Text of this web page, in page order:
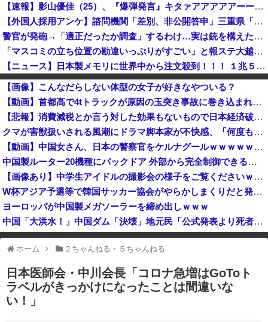
【速報】影山優佳（25）、『爆弾発言』キタァアアアアアーーーーー！！
【外国人採用アンケ】諮問機関「差別、非公開答申」三重県「差別に当たらず、公表する方針を決定した」
警官が発砲→「適正だったか調査」するわけ…実は銃を構えただけで警察本部長まで報告！
「マスコミの立ち位置の勘違いっぷりがすごい」と報ステ大越キャスターの台詞に視聴者絶句、高市とトランプを同列視させようという思惑がひしひしと
【ニュース】日本製メモリに世界中から注文殺到！！！ １兆５０００億円で工場増築へ
夫さん、妻に「天井のシミ数えてれば終わるでな」と押し倒されて性行為 → 凄いことになるｗｗｗｗｗ
廃止すべき地方空港は？！
【画像】こんなだらしない体型の女子が好きなやついる？
【動画】首都高で4tトラックが原因の玉突き事故に巻き込まれた軽バンの車載。
【悲報】消費減税とか言う対した効果もないもので日本経済破滅へ
クマが害獣扱いされる風潮にドラマ脚本家が不快感、「何度もクマに会ったことがあるけど全然怖くなかった」と主張しており……
【動画】中国女さん、日本の警察官をケルナグールｗｗｗｗｗｗｗｗｗｗｗｗｗｗｗｗｗｗ
中国製ルーター20機種にバックドア 外部から完全制御できる機能が仕込まれていた
【画像あり】中学生アイドルの撮影会の様子をご覧くださいｗｗｗ
W杯アジア予選等で韓国サッカー協会がやらかしまくりだと発覚、「いきなり共同開催になったしな」と日韓共催の件に言及する声も……
ヨーロッパが中国製メガソーラーを締め出しｗｗｗ
中国「大洪水！」中国ダム「決壊」地元民「公式発表より死者多い！」中国政府「住民拘束！（安否不明」中国当局「救助隊動画も削除」台風13号「三峡ダム接近中」→
韓国型イージス搭載の次世代駆逐艦「KDDX」1番艦…2032年竣工と公示！
一部のコンテンツが表示されなくなったり、サイト全体のレイアウトが崩れ
たりする場合があります。
ホーム ２ちゃんねる・５ちゃんねる
日本医師会・中川会長「コロナ急増はGoToト
ラベルがきっかけになったことは間違いな
い！」